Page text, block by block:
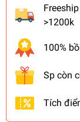
>1200k
100%
Sp còn
Tích